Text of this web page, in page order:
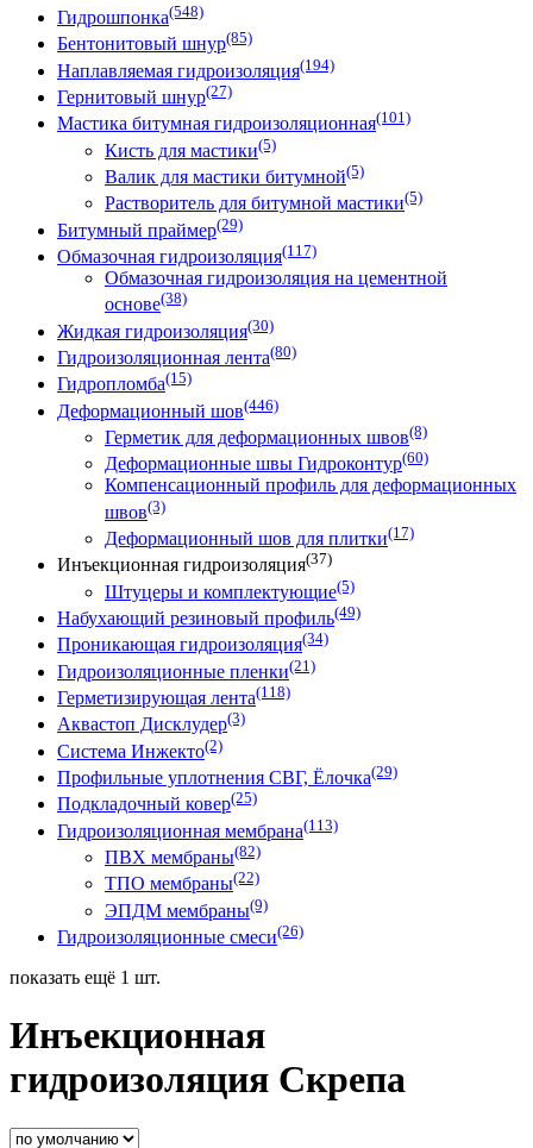
Гидрошпонка(548)
Бентонитовый шнур(85)
Наплавляемая гидроизоляция(194)
Гернитовый шнур(27)
Мастика битумная гидроизоляционная(101)
Кисть для мастики(5)
Валик для мастики битумной(5)
Растворитель для битумной мастики(5)
Битумный праймер(29)
Обмазочная гидроизоляция(117)
Обмазочная гидроизоляция на цементной
основе(38)
Жидкая гидроизоляция(30)
Гидроизоляционная лента(80)
Гидропломба(15)
Деформационный шов(446)
Герметик для деформационных швов(8)
Деформационные швы Гидроконтур(60)
Компенсационный профиль для деформационных
швов(3)
Деформационный шов для плитки(17)
Инъекционная гидроизоляция(37)
Штуцеры и комплектующие(5)
Набухающий резиновый профиль(49)
Проникающая гидроизоляция(34)
Гидроизоляционные пленки(21)
Герметизирующая лента(118)
Аквастоп Дисклудер(3)
Система Инжекто(2)
Профильные уплотнения СВГ, Ёлочка(29)
Подкладочный ковер(25)
Гидроизоляционная мембрана(113)
ПВХ мембраны(82)
ТПО мембраны(22)
ЭПДМ мембраны(9)
Гидроизоляционные смеси(26)
показать ещё 1 шт.
Инъекционная
гидроизоляция Скрепа